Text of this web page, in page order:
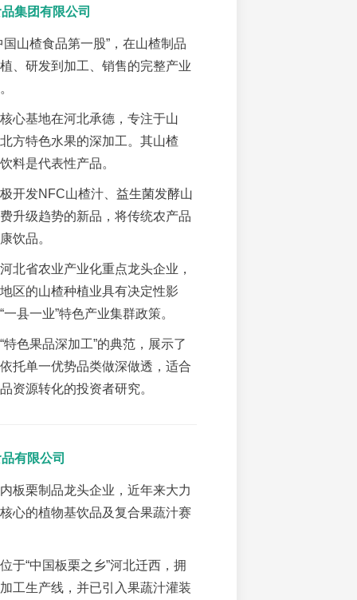
集团有限公司
国山楂食品第一股”，在山楂制品
、研发到加工、销售的完整产业
心基地在河北承德，专注于山
方特色水果的深加工。其山楂
料是代表性产品。
开发NFC山楂汁、益生菌发酵山
升级趋势的新品，将传统农产品
饮品。
北省农业产业化重点龙头企业，
区的山楂种植业具有决定性影
县一业”特色产业集群政策。
特色果品深加工”的典范，展示了
托单一优势品类做深做透，适合
资源转化的投资者研究。
有限公司
板栗制品龙头企业，近年来大力
心的植物基饮品及复合果蔬汁赛
于“中国板栗之乡”河北迁西，拥
工生产线，并已引入果蔬汁灌装